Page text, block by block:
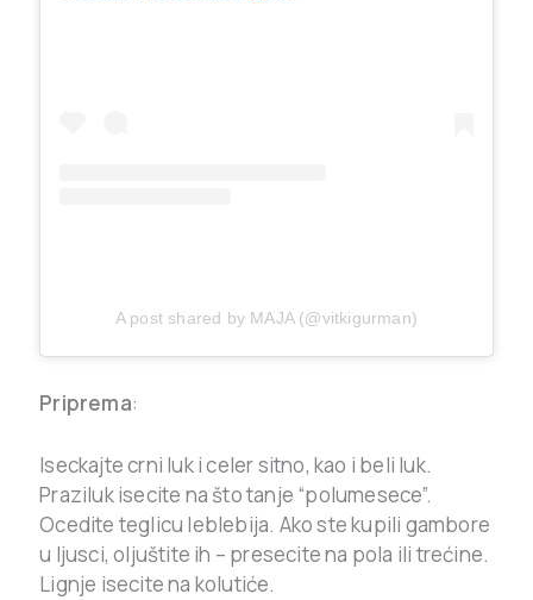
A post shared by MAJA (@vitkigurman)
Priprema:
Iseckajte crni luk i celer sitno, kao i beli luk.
Praziluk isecite na što tanje “polumesece”.
Ocedite teglicu leblebija. Ako ste kupili gambore
u ljusci, oljuštite ih – presecite na pola ili trećine.
Lignje isecite na kolutiće.